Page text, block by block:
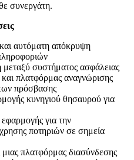
συνεργάτη.
αυτόματη απόκρυψη
συστήματος ασφάλειας
πλατφόρμας αναγνώρισης
πρόσβασης
κυνηγιού θησαυρού για
για την
ποτηριών σε σημεία
πλατφόρμας διασύνδεσης